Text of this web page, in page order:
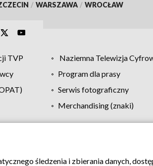
/ WARSZAWA / WROCŁAW
TVP Naziemna Telewizja
Program dla prasy
Serwis fotograficzny
Merchandising (znaki)
Pomoc Biuro reklamy Kontakt
śledzenia i zbierania danych,